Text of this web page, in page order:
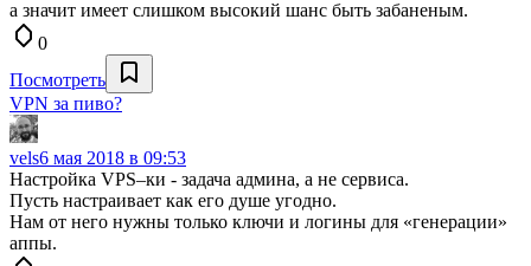
а значит имеет слишком высокий шанс быть забаненым.
0
Посмотреть
VPN за пиво?
vels6 мая 2018 в 09:53
Настройка VPS–ки - задача админа, а не сервиса.
Пусть настраивает как его душе угодно.
Нам от него нужны только ключи и логины для «генерации»
аппы.